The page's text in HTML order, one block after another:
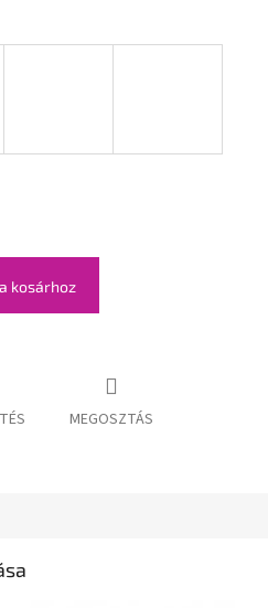
kosárhoz
MEGOSZTÁS